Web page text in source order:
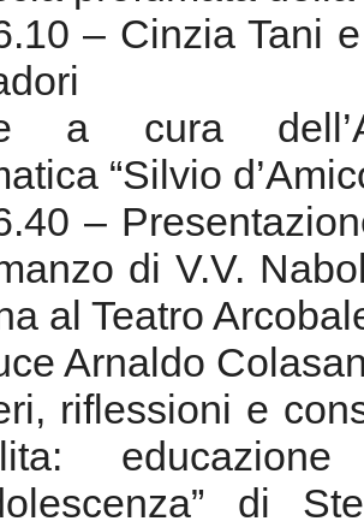
–
di V.V.
al Teatro
Arnaldo
riflessioni e
educazione
di
e autore del
TEA
Pier Paolo